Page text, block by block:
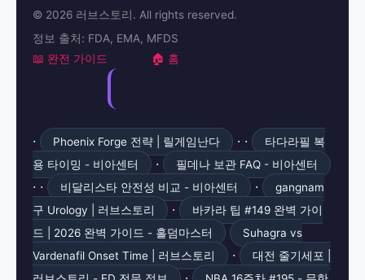
© 2026 러브스토리. All rights reserved.
정보 출처: FDA, EMA, MFDS
📖 완전 가이드 🏠 홈
· Phoenix Forge 전략 | 릴게임난다 · ·
타다라필 복
용 타이밍 - 비아센터
· 필데나 보관 FAQ - 비아센터
· · 비달리스타 안전성 비교 - 비아센터 ·
gangnam
구 Urology | 러브스토리
·
바카라 팁 #149 완벽 가이
드 | 2026 완벽 가이드 - 홀덤마스터
Suhagra vs
Vardenafil Onset Time | 러브스토리
·
대전 줄기세포 |